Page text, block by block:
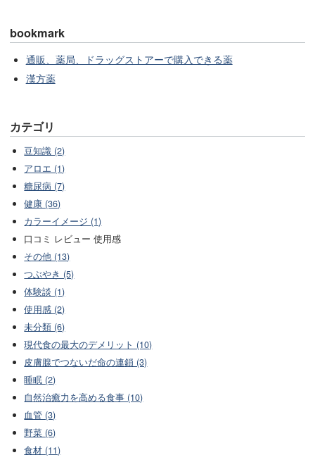
bookmark
通販、薬局、ドラッグストアーで購入できる薬
漢方薬
カテゴリ
豆知識 (2)
アロエ (1)
糖尿病 (7)
健康 (36)
カラーイメージ (1)
口コミ レビュー 使用感
その他 (13)
つぶやき (5)
体験談 (1)
使用感 (2)
未分類 (6)
現代食の最大のデメリット (10)
皮膚腺でつないだ命の連鎖 (3)
睡眠 (2)
自然治癒力を高める食事 (10)
血管 (3)
野菜 (6)
食材 (11)